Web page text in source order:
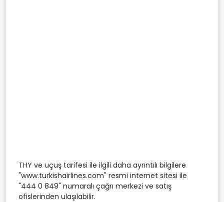
THY ve uçuş tarifesi ile ilgili daha ayrıntılı bilgilere
"www.turkishairlines.com" resmi internet sitesi ile
"444 0 849" numaralı çağrı merkezi ve satış
ofislerinden ulaşılabilir.